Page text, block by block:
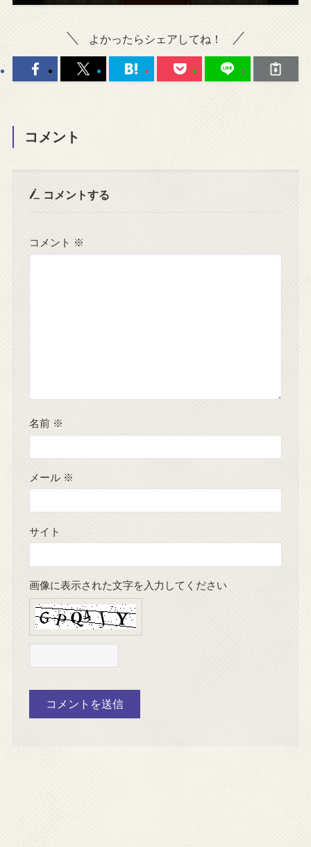
よかったらシェアしてね！
コメント
コメントする
コメント ※
名前 ※
メール ※
サイト
画像に表示された文字を入力してください